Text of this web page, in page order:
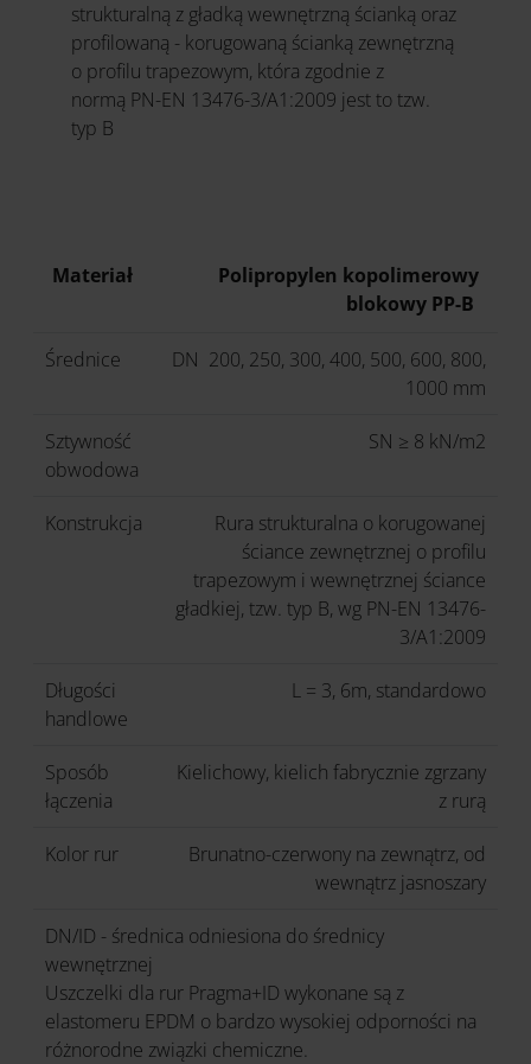
strukturalną z gładką wewnętrzną ścianką oraz
profilowaną - korugowaną ścianką zewnętrzną
o profilu trapezowym, która zgodnie z
normą PN-EN 13476-3/A1:2009 jest to tzw.
typ B
Materiał
Polipropylen kopolimerowy
blokowy PP-B
Średnice
DN 200, 250, 300, 400, 500, 600, 800,
1000 mm
Sztywność
obwodowa
SN ≥ 8 kN/m2
Konstrukcja
Rura strukturalna o korugowanej
ściance zewnętrznej o profilu
trapezowym i wewnętrznej ściance
gładkiej, tzw. typ B, wg PN-EN 13476-
3/A1:2009
Długości
handlowe
L = 3, 6m, standardowo
Sposób
łączenia
Kielichowy, kielich fabrycznie zgrzany
z rurą
Kolor rur
Brunatno-czerwony na zewnątrz, od
wewnątrz jasnoszary
DN/ID - średnica odniesiona do średnicy
wewnętrznej
Uszczelki dla rur Pragma+ID wykonane są z
elastomeru EPDM o bardzo wysokiej odporności na
różnorodne związki chemiczne.